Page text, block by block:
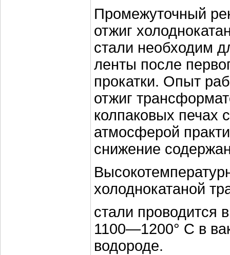
Промежуточный
отжиг
стали необходим
ленты после
прокатки. Опыт
отжиг
колпаковых печах
атмосферой
снижение
холоднокатаной
стали проводится
1100—1200° С в
водороде.